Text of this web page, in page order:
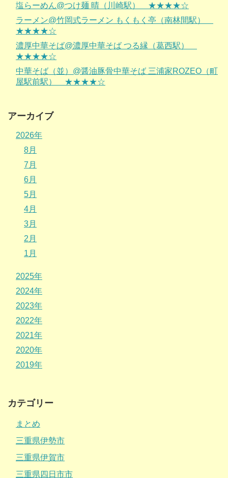
塩らーめん@つけ麺 晴（川崎駅） ★★★★☆
ラーメン@竹岡式ラーメン もくもく亭（南林間駅）
★★★★☆
濃厚中華そば@濃厚中華そば つる縁（葛西駅）
★★★★☆
中華そば（並）@醤油豚骨中華そば 三浦家ROZEO（町
屋駅前駅） ★★★★☆
アーカイブ
2026年
8月
7月
6月
5月
4月
3月
2月
1月
2025年
2024年
2023年
2022年
2021年
2020年
2019年
カテゴリー
まとめ
三重県伊勢市
三重県伊賀市
三重県四日市市